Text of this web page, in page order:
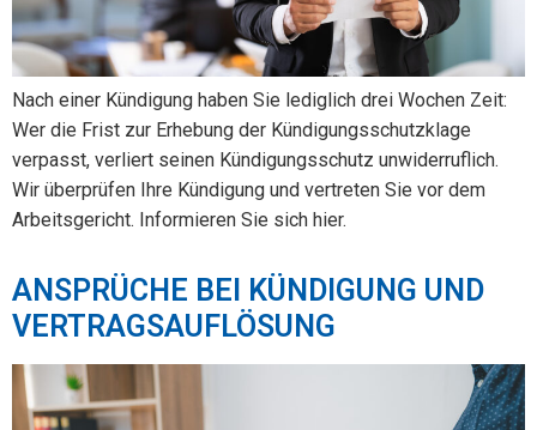
Nach einer Kündigung haben Sie lediglich drei Wochen Zeit:
Wer die Frist zur Erhebung der Kündigungsschutzklage
verpasst, verliert seinen Kündigungsschutz unwiderruflich.
Wir überprüfen Ihre Kündigung und vertreten Sie vor dem
Arbeitsgericht. Informieren Sie sich hier.
ANSPRÜCHE BEI KÜNDIGUNG UND
VERTRAGSAUFLÖSUNG